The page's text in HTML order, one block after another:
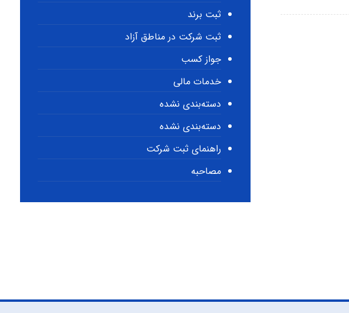
ثبت برند
ثبت شرکت در مناطق آزاد
جواز کسب
خدمات مالی
دسته‌بندی نشده
دسته‌بندی نشده
راهنمای ثبت شرکت
مصاحبه